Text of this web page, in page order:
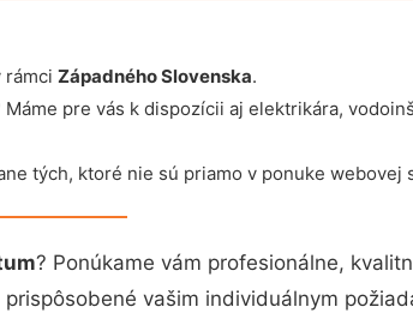
rámci Západného Slovenska.
pre vás k dispozícii aj elektrikára,
tých, ktoré nie sú priamo v ponuke webovej
? Ponúkame vám profesionálne,
vašim individuálnym